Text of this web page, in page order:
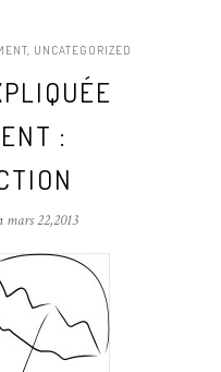
, UNCATEGORIZED
:
mars 22,2013